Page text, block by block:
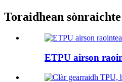
Toraidhean sònraichte
ETPU airson